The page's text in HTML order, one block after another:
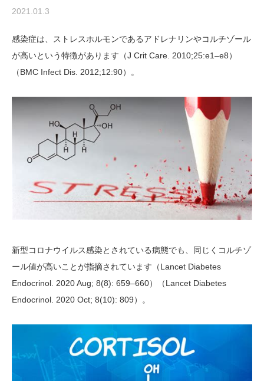
2021.01.3
感染症は、ストレスホルモンであるアドレナリンやコルチゾール
が高いという特徴があります（J Crit Care. 2010;25:e1–e8）
（BMC Infect Dis. 2012;12:90）。
新型コロナウイルス感染とされている病態でも、同じくコルチゾ
ール値が高いことが指摘されています（Lancet Diabetes
Endocrinol. 2020 Aug; 8(8): 659–660）（Lancet Diabetes
Endocrinol. 2020 Oct; 8(10): 809）。